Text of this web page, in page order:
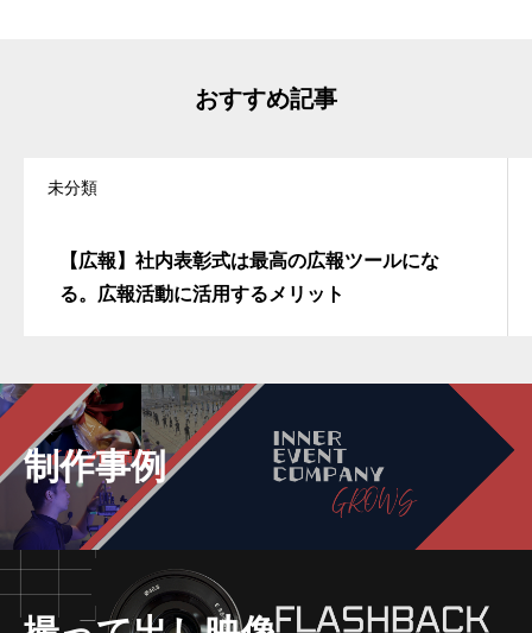
おすすめ記事
未分類
【広報】社内表彰式は最高の広報ツールにな
る。広報活動に活用するメリット
制作事例